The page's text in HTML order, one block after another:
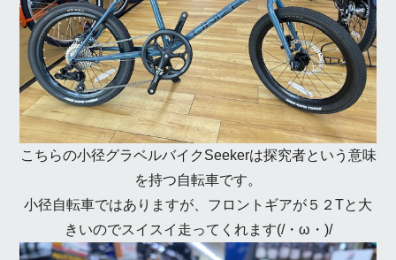
こちらの小径グラベルバイクSeekerは探究者という意味
を持つ自転車です。
小径自転車ではありますが、フロントギアが５２Tと大
きいのでスイスイ走ってくれます(/・ω・)/